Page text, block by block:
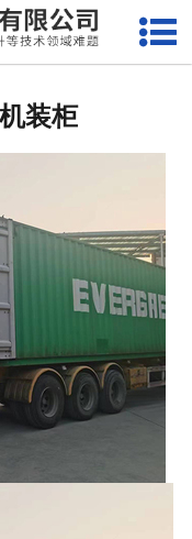
网站首页
客户案例
现场视频
联系我们
装柜